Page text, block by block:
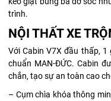
trình.
NỘI THẤT XE
Với Cabin V7X đầu thấp,
chuẩn MAN-ĐỨC. Cabin
chắn, tạo sự an toàn cao
– Cụm chìa khóa thông